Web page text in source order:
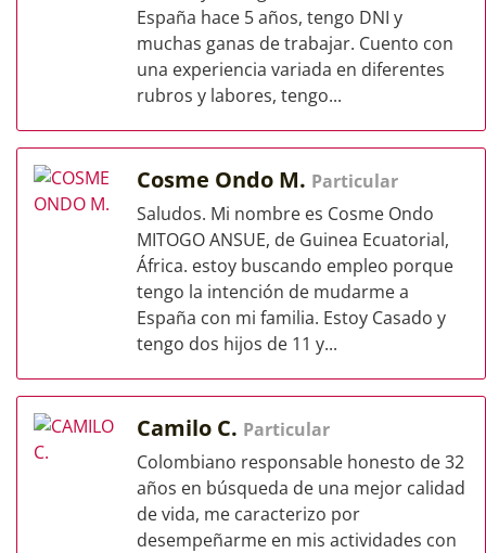
España hace 5 años, tengo DNI y
muchas ganas de trabajar. Cuento con
una experiencia variada en diferentes
rubros y labores, tengo...
Cosme Ondo M. Particular
Saludos. Mi nombre es Cosme Ondo
MITOGO ANSUE, de Guinea Ecuatorial,
África. estoy buscando empleo porque
tengo la intención de mudarme a
España con mi familia. Estoy Casado y
tengo dos hijos de 11 y...
Camilo C. Particular
Colombiano responsable honesto de 32
años en búsqueda de una mejor calidad
de vida, me caracterizo por
desempeñarme en mis actividades con